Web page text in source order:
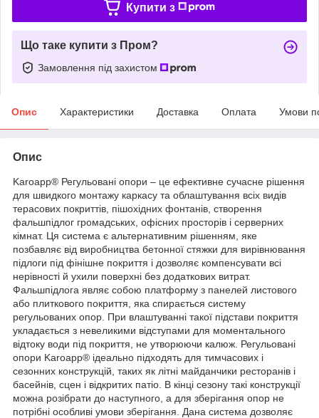
Купити з
Що таке купити з Пром?
Замовлення під захистом
Опис Характеристики Доставка Оплата Умови
Опис
Karoapp® Регульовані опори – це ефективне сучасне рішення
для швидкого монтажу каркасу та облаштування всіх видів
терасових покриттів, пішохідних фонтанів, створення
фальшпідлог громадських, офісних просторів і серверних
кімнат. Ця система є альтернативним рішенням, яке
позбавляє від виробництва бетонної стяжки для вирівнювання
підлоги під фінішне покриття і дозволяє компенсувати всі
нерівності й ухили поверхні без додаткових витрат.
Фальшпідлога являє собою платформу з панелей листового
або плиткового покриття, яка спирається систему
регульованих опор. При влаштуванні такої підстави покриття
укладається з невеликими відступами для моментального
відтоку води під покриття, не утворюючи калюж. Регульовані
опори Karoapp® ідеально підходять для тимчасових і
сезонних конструкцій, таких як літні майданчики ресторанів і
басейнів, сцен і відкритих патіо. В кінці сезону такі конструкції
можна розібрати до наступного, а для зберігання опор не
потрібні особливі умови зберігання. Дана система дозволяє